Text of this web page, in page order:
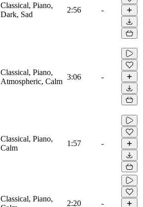
Classical, Piano,
Dark, Sad
2:56 -
Classical, Piano,
Atmospheric, Calm
3:06 -
Classical, Piano,
Calm
1:57 -
Classical, Piano,
2:20 -